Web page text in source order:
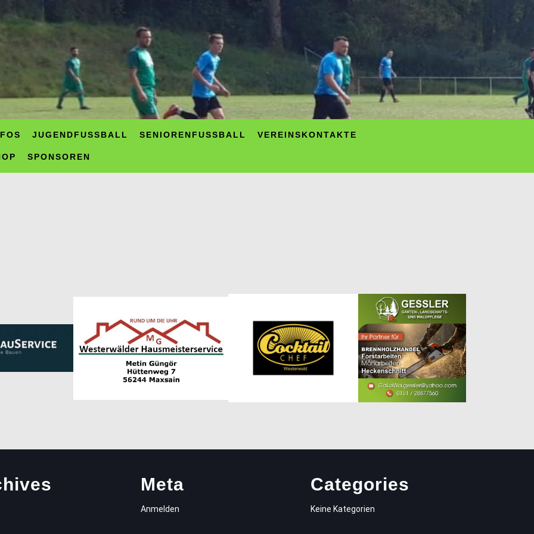
JUGENDFUSSBALL SENIORENFUSSBALL VEREINSKONTAKTE
SPONSOREN
Meta
Anmelden
Categories
Keine Kategorien